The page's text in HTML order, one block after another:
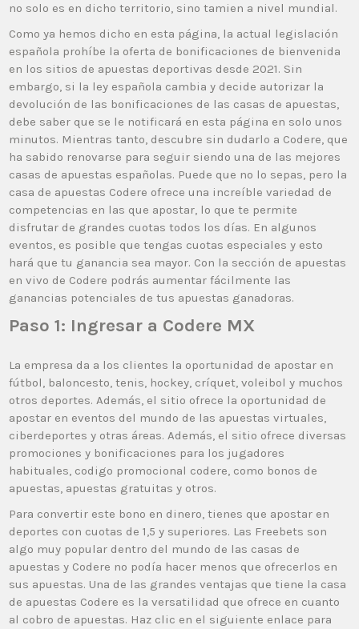
no solo es en dicho territorio, sino tamien a nivel mundial.
Como ya hemos dicho en esta página, la actual legislación
española prohíbe la oferta de bonificaciones de bienvenida
en los sitios de apuestas deportivas desde 2021. Sin
embargo, si la ley española cambia y decide autorizar la
devolución de las bonificaciones de las casas de apuestas,
debe saber que se le notificará en esta página en solo unos
minutos. Mientras tanto, descubre sin dudarlo a Codere, que
ha sabido renovarse para seguir siendo una de las mejores
casas de apuestas españolas. Puede que no lo sepas, pero la
casa de apuestas Codere ofrece una increíble variedad de
competencias en las que apostar, lo que te permite
disfrutar de grandes cuotas todos los días. En algunos
eventos, es posible que tengas cuotas especiales y esto
hará que tu ganancia sea mayor. Con la sección de apuestas
en vivo de Codere podrás aumentar fácilmente las
ganancias potenciales de tus apuestas ganadoras.
Paso 1: Ingresar a Codere MX
La empresa da a los clientes la oportunidad de apostar en
fútbol, baloncesto, tenis, hockey, críquet, voleibol y muchos
otros deportes. Además, el sitio ofrece la oportunidad de
apostar en eventos del mundo de las apuestas virtuales,
ciberdeportes y otras áreas. Además, el sitio ofrece diversas
promociones y bonificaciones para los jugadores
habituales, codigo promocional codere, como bonos de
apuestas, apuestas gratuitas y otros.
Para convertir este bono en dinero, tienes que apostar en
deportes con cuotas de 1,5 y superiores. Las Freebets son
algo muy popular dentro del mundo de las casas de
apuestas y Codere no podía hacer menos que ofrecerlos en
sus apuestas. Una de las grandes ventajas que tiene la casa
de apuestas Codere es la versatilidad que ofrece en cuanto
al cobro de apuestas. Haz clic en el siguiente enlace para